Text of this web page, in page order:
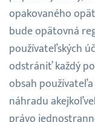
opakovaného
bude opätovná
používateľských
odstrániť každý
obsah
náhradu